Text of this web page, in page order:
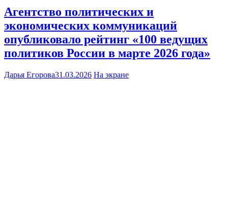
Агентство политических и
экономических коммуникаций
опубликовало рейтинг «100 ведущих
политиков России в марте 2026 года»
Дарья Егорова31.03.2026 На экране